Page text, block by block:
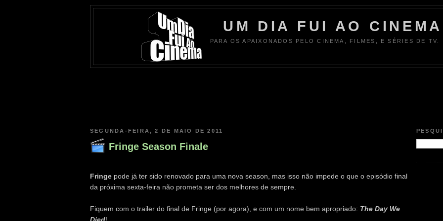
UM DIA FUI AO CINEMA
PARA OS APAIXONADOS PELO CINEMA, FILMES, E SÉRIES DE TV.
SEGUNDA-FEIRA, 2 DE MAIO DE 2011
Fringe Season Finale
Fringe pode já ter sido renovado para uma nova season, mas isso não impede o que o episódio final
da próxima sexta-feira não prometa ser dos melhores de sempre.
Fiquem com o trailer do final de Fringe (por agora), e com um nome bem apropriado: The Day We